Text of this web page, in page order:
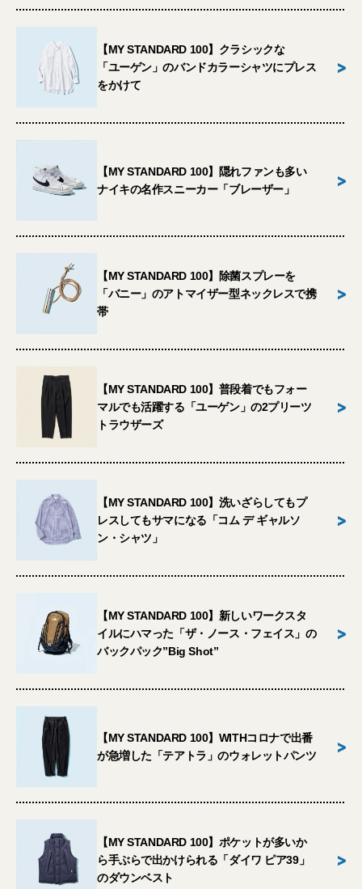
【MY STANDARD 100】クラシックな
「ユーゲン」のバンドカラーシャツにプレス
をかけて
>
【MY STANDARD 100】隠れファンも多い
ナイキの名作スニーカー「ブレーザー」
>
【MY STANDARD 100】除菌スプレーを
「バニー」のアトマイザー型ネックレスで携
帯
>
【MY STANDARD 100】普段着でもフォー
マルでも活躍する「ユーゲン」の2プリーツ
トラウザーズ
>
【MY STANDARD 100】洗いざらしてもプ
レスしてもサマになる「コム デ ギャルソ
ン・シャツ」
>
【MY STANDARD 100】新しいワークスタ
イルにハマった「ザ・ノース・フェイス」の
バックパック”Big Shot”
>
【MY STANDARD 100】WITHコロナで出番
が急増した「テアトラ」のウォレットパンツ
>
【MY STANDARD 100】ポケットが多いか
ら手ぶらで出かけられる「ダイワ ピア39」
のダウンベスト
>